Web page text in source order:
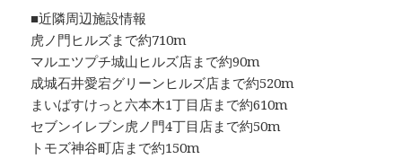
■近隣周辺施設情報
虎ノ門ヒルズまで約710m
マルエツプチ城山ヒルズ店まで約90m
成城石井愛宕グリーンヒルズ店まで約520m
まいばすけっと六本木1丁目店まで約610m
セブンイレブン虎ノ門4丁目店まで約50m
トモズ神谷町店まで約150m